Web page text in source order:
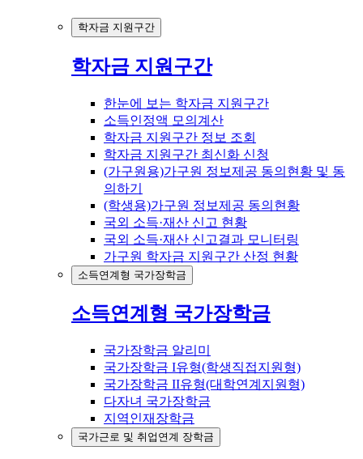
학자금 지원구간
학자금 지원구간
한눈에 보는 학자금 지원구간
소득인정액 모의계산
학자금 지원구간 정보 조회
학자금 지원구간 최신화 신청
(가구원용)가구원 정보제공 동의현황 및 동
의하기
(학생용)가구원 정보제공 동의현황
국외 소득·재산 신고 현황
국외 소득·재산 신고결과 모니터링
가구원 학자금 지원구간 산정 현황
소득연계형 국가장학금
소득연계형 국가장학금
국가장학금 알리미
국가장학금 I유형(학생직접지원형)
국가장학금 II유형(대학연계지원형)
다자녀 국가장학금
지역인재장학금
국가근로 및 취업연계 장학금